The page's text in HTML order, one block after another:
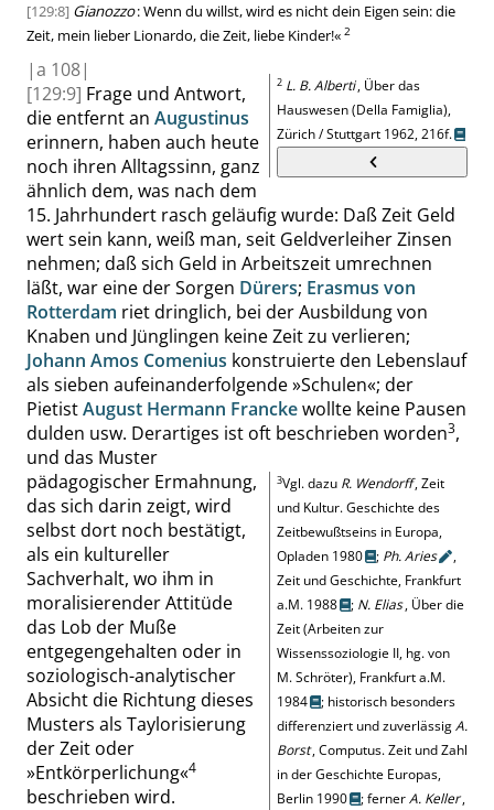
[129:8] Gianozzo: Wenn du willst, wird es nicht dein Eigen sein: die
Zeit, mein lieber Lionardo, die Zeit, liebe Kinder!« 2
2 L. B. Alberti, Über das
Hauswesen (Della Famiglia),
Zürich / Stuttgart 1962,216f.
|a 108|
[129:9] Frage und Antwort,
die entfernt an Augustinus
erinnern, haben auch heute
noch ihren Alltagssinn, ganz
ähnlich dem, was nach dem
15. Jahrhundert rasch geläufig wurde: Daß Zeit Geld
wert sein kann, weiß man, seit Geldverleiher Zinsen
nehmen; daß sich Geld in Arbeitszeit umrechnen
läßt, war eine der Sorgen Dürers; Erasmus von
Rotterdam riet dringlich, bei der Ausbildung von
Knaben und Jünglingen keine Zeit zu verlieren;
Johann Amos Comenius konstruierte den Lebenslauf
als sieben aufeinanderfolgende»Schulen«; der
PietistAugust Hermann Franckewollte keine Pausen
dulden usw. Derartiges ist oft beschrieben worden3
3Vgl. dazu R. Wendorff, Zeit
und Kultur. Geschichte des
Zeitbewußtseins in Europa,
Opladen 1980
; Ph.Aries
,
Zeit und Geschichte, Frankfurt
a.M. 1988
; N. Elias, Über die
Zeit (Arbeiten zur
Wissenssoziologie II, hg. von
M. Schröter), Frankfurt a.M.
1984
; historisch besonders
differenziert und zuverlässigA.
Borst, Computus. Zeit und Zahl
in der Geschichte Europas,
Berlin 1990
; fernerA. Keller,
,
und das Muster
pädagogischer Ermahnung,
das sich darin zeigt, wird
selbst dort noch bestätigt,
als ein kultureller
Sachverhalt, wo ihm in
moralisierender Attitüde
das Lob der Muße
entgegengehalten oder in
soziologisch-analytischer
Absicht die Richtung dieses
Musters als Taylorisierung
der Zeit oder
»Entkörperlichung«4
beschrieben wird.